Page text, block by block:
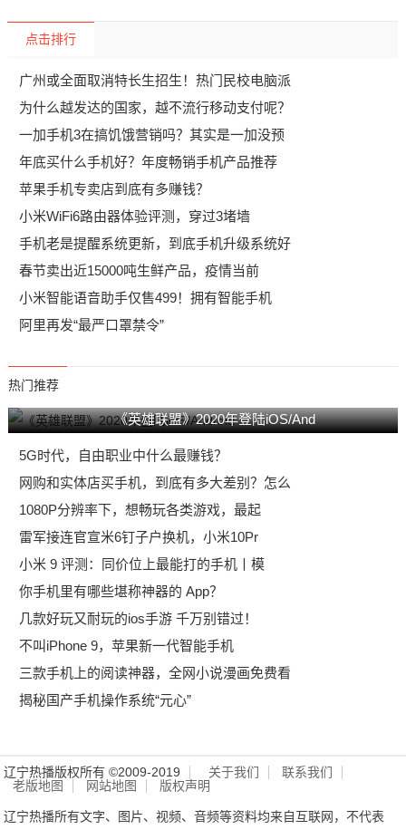
点击排行
广州或全面取消特长生招生！热门民校电脑派
为什么越发达的国家，越不流行移动支付呢？
一加手机3在搞饥饿营销吗？其实是一加没预
年底买什么手机好？年度畅销手机产品推荐
苹果手机专卖店到底有多赚钱？
小米WiFi6路由器体验评测，穿过3堵墙
手机老是提醒系统更新，到底手机升级系统好
春节卖出近15000吨生鲜产品，疫情当前
小米智能语音助手仅售499！拥有智能手机
阿里再发“最严口罩禁令”
热门推荐
《英雄联盟》2020年登陆iOS/And
5G时代，自由职业中什么最赚钱？
网购和实体店买手机，到底有多大差别？怎么
1080P分辨率下，想畅玩各类游戏，最起
雷军接连官宣米6钉子户换机，小米10Pr
小米 9 评测：同价位上最能打的手机丨模
你手机里有哪些堪称神器的 App？
几款好玩又耐玩的ios手游 千万别错过！
不叫iPhone 9，苹果新一代智能手机
三款手机上的阅读神器，全网小说漫画免费看
揭秘国产手机操作系统“元心”
辽宁热播版权所有 ©2009-2019 关于我们
联系我们
老版地图
网站地图 版权声明
辽宁热播所有文字、图片、视频、音频等资料均来自互联网，不代表